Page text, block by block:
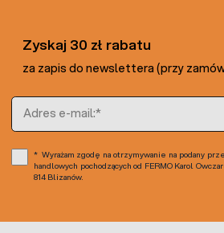
Zyskaj 30 zł rabatu
za zapis do newslettera (przy
Adres e-mail
Wyrażam zgodę na otrzymywanie na podany
handlowych pochodzących od FERMO Karol
814 Blizanów.